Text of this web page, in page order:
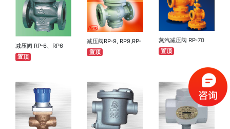
减压阀 RP-6、RP6
RP-6K R···
置顶
减压阀RP-9, RP9,RP-
10,RP···
置顶
蒸汽减压阀 RP-70
置顶